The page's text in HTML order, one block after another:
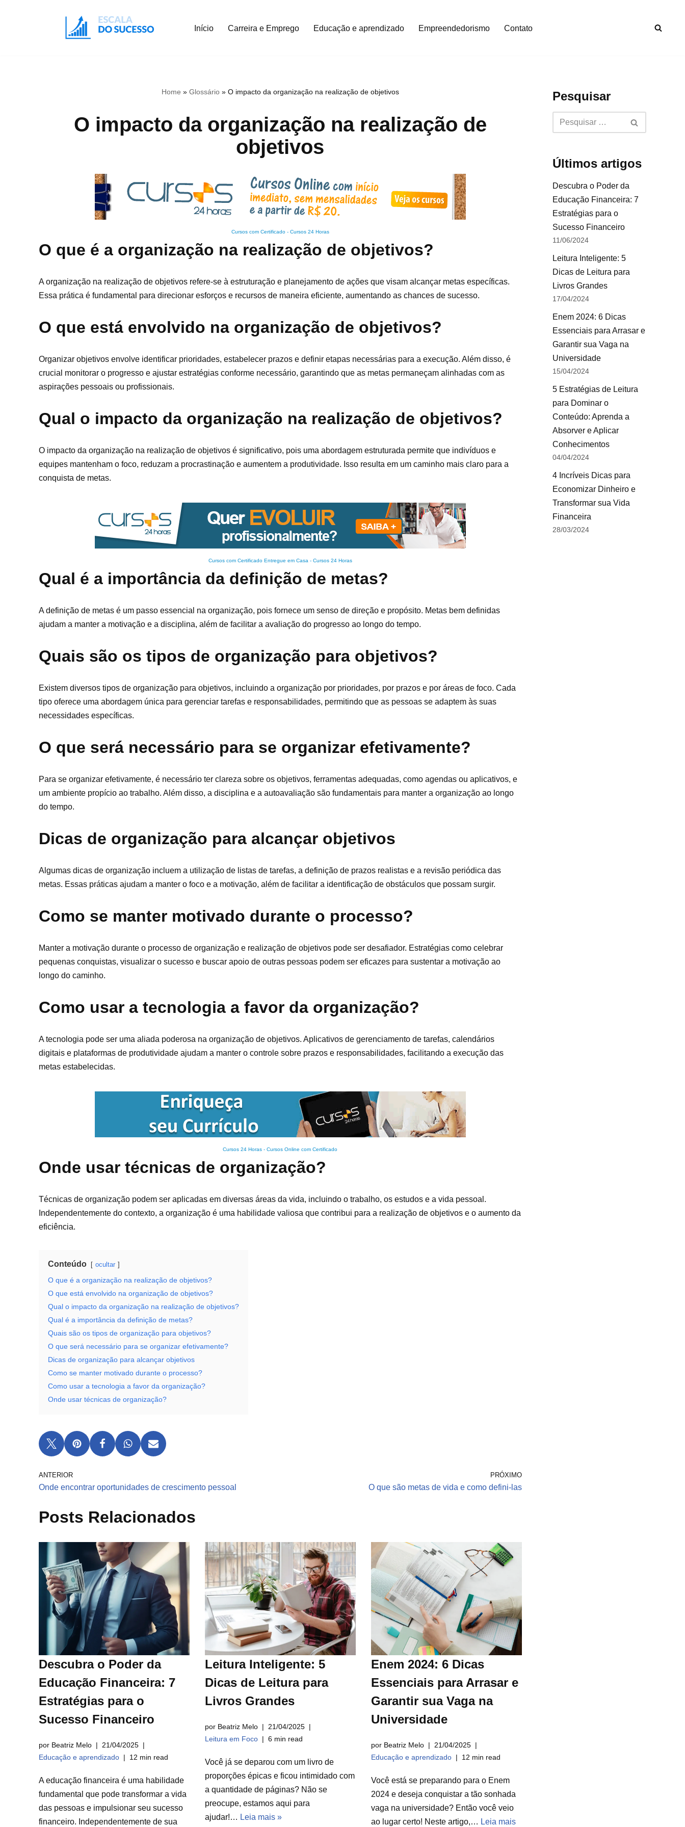
Início Carreira e Emprego Educação e aprendizado Empreendedorismo Contato
Home » Glossário» O impacto da organização na realização de objetivos
O impacto da organização na realização de
objetivos
Cursos com Certificado- Cursos 24 Horas
O que é a organização na realização de objetivos?
A organização na realização de objetivos refere-se à estruturação e planejamento de ações que visam alcançar metas específicas.
Essa prática é fundamental para direcionar esforços e recursos de maneira eficiente, aumentando as chances de sucesso.
O que está envolvido na organização de objetivos?
Organizar objetivos envolve identificar prioridades, estabelecer prazos e definir etapas necessárias para a execução. Além disso, é
crucial monitorar o progresso e ajustar estratégias conforme necessário, garantindo que as metas permaneçam alinhadas com as
aspirações pessoais ou profissionais.
Qual o impacto da organização na realização de objetivos?
O impacto da organização na realização de objetivos é significativo, pois uma abordagem estruturada permite que indivíduos e
equipes mantenham o foco, reduzam a procrastinação e aumentem a produtividade. Isso resulta em um caminho mais claro para a
conquista de metas.
Cursos com Certificado Entregue em Casa - Cursos 24 Horas
Qual é a importância da definição de metas?
A definição de metas é um passo essencial na organização, pois fornece um senso de direção e propósito. Metas bem definidas
ajudam a manter a motivação e a disciplina, além de facilitar a avaliação do progresso ao longo do tempo.
Quais são os tipos de organização para objetivos?
Existem diversos tipos de organização para objetivos, incluindo a organização por prioridades, por prazos e por áreas de foco. Cada
tipo oferece uma abordagem única para gerenciar tarefas e responsabilidades, permitindo que as pessoas se adaptem às suas
necessidades específicas.
O que será necessário para se organizar efetivamente?
Para se organizar efetivamente, é necessário ter clareza sobre os objetivos, ferramentas adequadas, como agendas ou aplicativos, e
um ambiente propício ao trabalho. Além disso, a disciplina e a autoavaliação são fundamentais para manter a organização ao longo
do tempo.
Dicas de organização para alcançar objetivos
Algumas dicas de organização incluem a utilização de listas de tarefas, a definição de prazos realistas e a revisão periódica das
metas. Essas práticas ajudam a manter o foco e a motivação, além de facilitar a identificação de obstáculos que possam surgir.
Como se manter motivado durante o processo?
Manter a motivação durante o processo de organização e realização de objetivos pode ser desafiador. Estratégias como celebrar
pequenas conquistas, visualizar o sucesso e buscar apoio de outras pessoas podem ser eficazes para sustentar a motivação ao
longo do caminho.
Como usar a tecnologia a favor da organização?
A tecnologia pode ser uma aliada poderosa na organização de objetivos. Aplicativos de gerenciamento de tarefas, calendários
digitais e plataformas de produtividade ajudam a manter o controle sobre prazos e responsabilidades, facilitando a execução das
metas estabelecidas.
Cursos 24 Horas - Cursos Online com Certificado
Onde usar técnicas de organização?
Técnicas de organização podem ser aplicadas em diversas áreas da vida, incluindo o trabalho, os estudos e a vida pessoal.
Independentemente do contexto, a organização é uma habilidade valiosa que contribui para a realização de objetivos e o aumento da
eficiência.
Conteúdo ocultar
O que é a organização na realização de objetivos?
O que está envolvido na organização de objetivos?
Qual o impacto da organização na realização de objetivos?
Qual é a importância da definição de metas?
Quais são os tipos de organização para objetivos?
O que será necessário para se organizar efetivamente?
Dicas de organização para alcançar objetivos
Como se manter motivado durante o processo?
Como usar a tecnologia a favor da organização?
Onde usar técnicas de organização?
ANTERIOR
Onde encontrar oportunidades de crescimento pessoal
PRÓXIMO
O que são metas de vida e como defini-las
Posts Relacionados
Descubra o Poder da
Educação Financeira: 7
Estratégias para o
Sucesso Financeiro
por Beatriz Melo
21/04/2025
Educação e aprendizado
12 min read
A educação financeira é uma habilidade
fundamental que pode transformar a vida
das pessoas e impulsionar seu sucesso
financeiro. Independentemente de sua
Leitura Inteligente: 5
Dicas de Leitura para
Livros Grandes
por Beatriz Melo
21/04/2025
Leitura em Foco
6 min read
Você já se deparou com um livro de
proporções épicas e ficou intimidado com
a quantidade de páginas? Não se
preocupe, estamos aqui para
ajudar!… Leia mais »
Enem 2024: 6 Dicas
Essenciais para Arrasar e
Garantir sua Vaga na
Universidade
por Beatriz Melo
21/04/2025
Educação e aprendizado
12 min read
Você está se preparando para o Enem
2024 e deseja conquistar a tão sonhada
vaga na universidade? Então você veio
ao lugar certo! Neste artigo,… Leia mais
Pesquisar
Últimos artigos
Descubra o Poder da
Educação Financeira: 7
Estratégias para o
Sucesso Financeiro
11/06/2024
Leitura Inteligente: 5
Dicas de Leitura para
Livros Grandes
17/04/2024
Enem 2024: 6 Dicas
Essenciais para Arrasar e
Garantir sua Vaga na
Universidade
15/04/2024
5 Estratégias de Leitura
para Dominar o
Conteúdo: Aprenda a
Absorver e Aplicar
Conhecimentos
04/04/2024
4 Incríveis Dicas para
Economizar Dinheiro e
Transformar sua Vida
Financeira
28/03/2024